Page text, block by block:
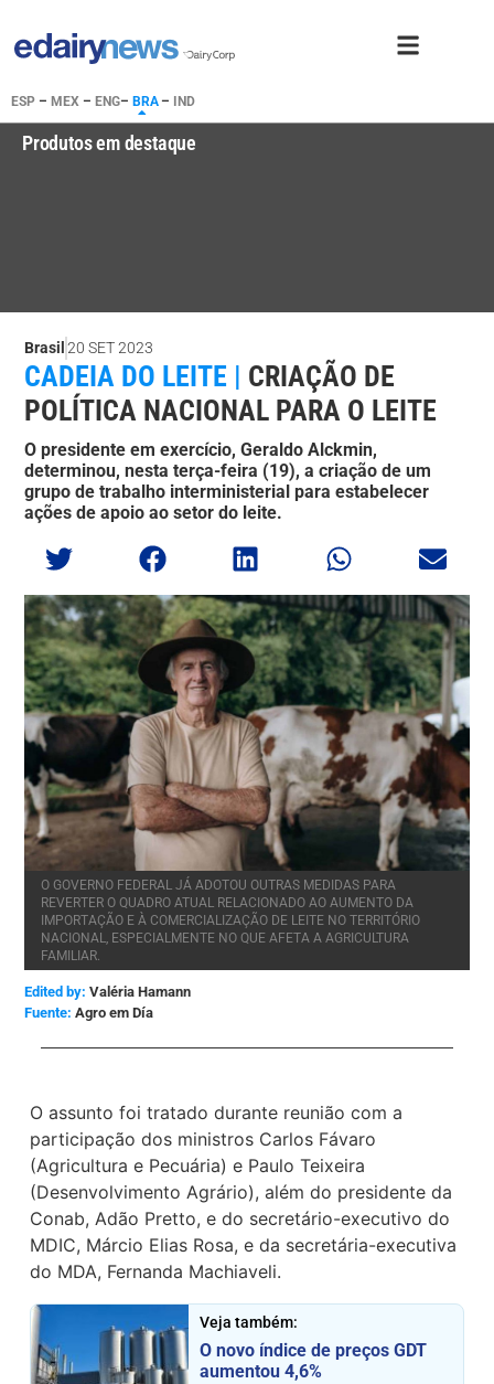
ESP – MEX – ENG– BRA– IND
Produtos em destaque
Brasil 20 SET 2023
CADEIA DO LEITE | CRIAÇÃO DE
POLÍTICA NACIONAL PARA O LEITE
O presidente em exercício, Geraldo Alckmin,
determinou, nesta terça-feira (19), a criação de um
grupo de trabalho interministerial para estabelecer
ações de apoio ao setor do leite.
O GOVERNO FEDERAL JÁ ADOTOU OUTRAS MEDIDAS PARA
REVERTER O QUADRO ATUAL RELACIONADO AO AUMENTO DA
IMPORTAÇÃO E À COMERCIALIZAÇÃO DE LEITE NO TERRITÓRIO
NACIONAL, ESPECIALMENTE NO QUE AFETA A AGRICULTURA
FAMILIAR.
Edited by: Valéria Hamann
Agro em Día
O assunto foi tratado durante reunião com a
participação dos ministros Carlos Fávaro
(Agricultura e Pecuária) e Paulo Teixeira
(Desenvolvimento Agrário), além do presidente da
Conab, Adão Pretto, e do secretário-executivo do
MDIC, Márcio Elias Rosa, e da secretária-executiva
do MDA, Fernanda Machiaveli.
Veja também:
O novo índice de preços GDT
aumentou 4,6%